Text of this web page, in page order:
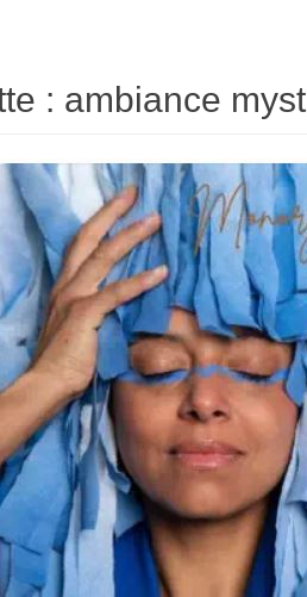
: ambiance